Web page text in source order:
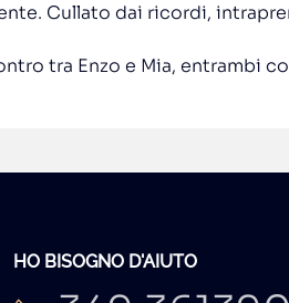
Cullato dai ricordi,
tra Enzo e Mia, entrambi
HO BISOGNO D'AIUTO